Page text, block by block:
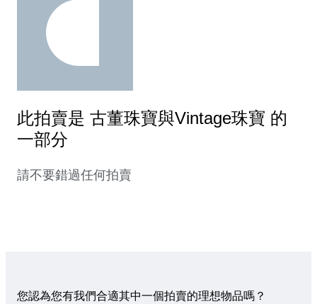
此拍賣是 古董珠寶與Vintage珠寶 的
一部分
請不要錯過任何拍賣
您認為您有我們合適其中一個拍賣的理想物品嗎？